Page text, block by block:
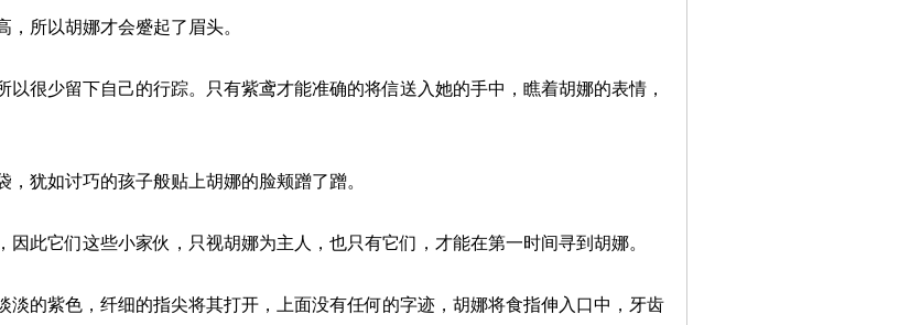
所以胡娜才会蹙起了眉头。
很少留下自己的行踪。只有紫鸢才能准确的将信送入她的手中，瞧着胡娜的表情，
犹如讨巧的孩子般贴上胡娜的脸颊蹭了蹭。
此它们这些小家伙，只视胡娜为主人，也只有它们，才能在第一时间寻到胡娜。
淡的紫色，纤细的指尖将其打开，上面没有任何的字迹，胡娜将食指伸入口中，牙齿